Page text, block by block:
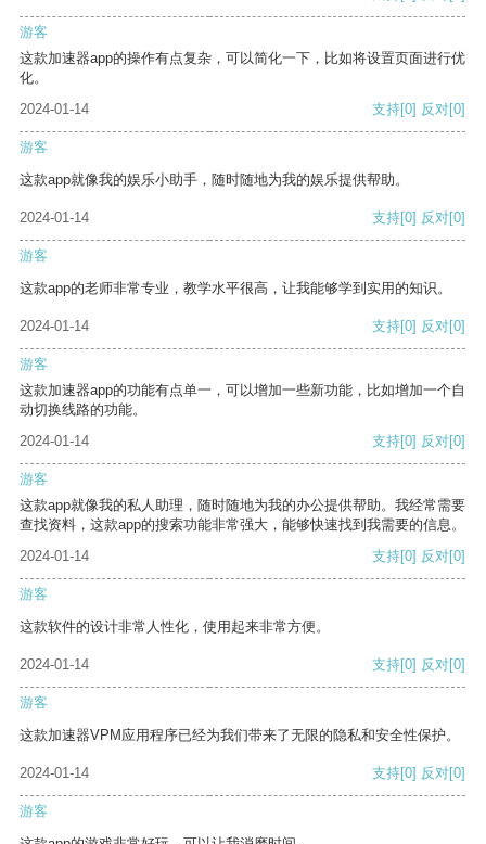
游客
这款加速器app的操作有点复杂，可以简化一下，比如将设置页面进行优
化。
2024-01-14
支持[0] 反对[0]
游客
这款app就像我的娱乐小助手，随时随地为我的娱乐提供帮助。
2024-01-14 支持[0] 反对[0]
游客
这款app的老师非常专业，教学水平很高，让我能够学到实用的知识。
2024-01-14 支持[0] 反对[0]
游客
这款加速器app的功能有点单一，可以增加一些新功能，比如增加一个自
动切换线路的功能。
2024-01-14
支持[0] 反对[0]
游客
这款app就像我的私人助理，随时随地为我的办公提供帮助。我经常需要
查找资料，这款app的搜索功能非常强大，能够快速找到我需要的信息。
2024-01-14
支持[0] 反对[0]
游客
这款软件的设计非常人性化，使用起来非常方便。
2024-01-14 支持[0] 反对[0]
游客
这款加速器VPM应用程序已经为我们带来了无限的隐私和安全性保护。
2024-01-14 支持[0] 反对[0]
游客